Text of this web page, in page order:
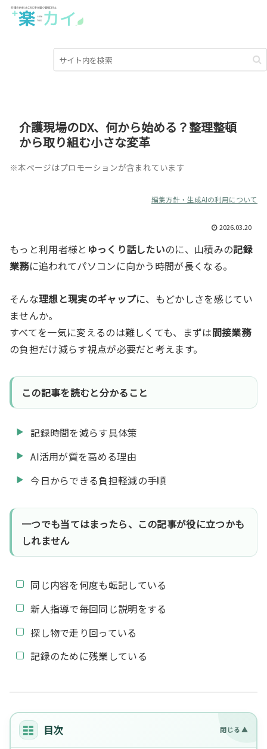
介護現場のDX、何から始める？整理整頓
から取り組む小さな変革
※本ページはプロモーションが含まれています
編集方針・生成AIの利用について
2026.03.20
もっと利用者様と ゆっくり話したいのに、山積みの記録
業務に追われてパソコンに向かう時間が長くなる。
そんな理想と現実のギャップに、もどかしさを感じてい
ませんか。
すべてを一気に変えるのは難しくても、まずは間接業務
の負担だけ減らす視点が必要だと考えます。
この記事を読むと分かること
記録時間を減らす具体策
AI活用が質を高める理由
今日からできる負担軽減の手順
一つでも当てはまったら、この記事が役に立つかも
しれません
同じ内容を何度も転記している
新人指導で毎回同じ説明をする
探し物で走り回っている
記録のために残業している
目次